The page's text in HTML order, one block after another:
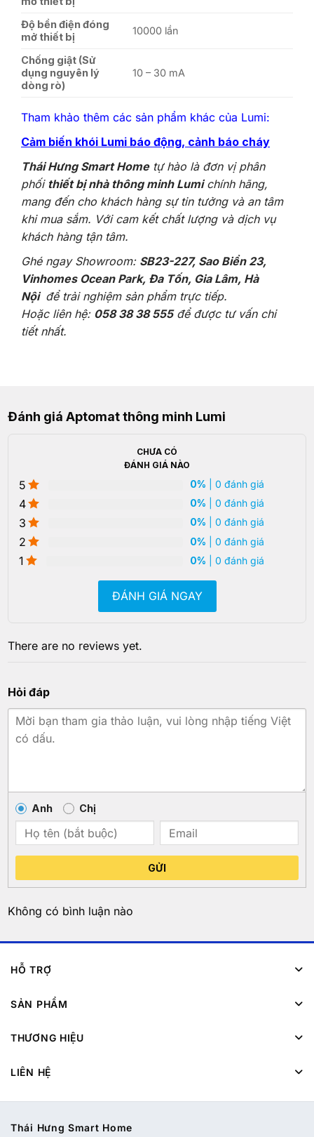
Độ bền điện đóng
mở thiết bị
10000 lần
Chống giật (Sử
dụng nguyên lý
dòng rò)
10 – 30 mA
Tham khảo thêm các sản phẩm khác của Lumi:
Cảm biến khói Lumi báo động, cảnh báo cháy
Thái Hưng Smart Hometự hào là đơn vị phân
phối thiết bị nhà thông minh Lumichính hãng,
mang đến cho khách hàng sự tin tưởng và an tâm
khi mua sắm. Với cam kết chất lượng và dịch vụ
khách hàng tận tâm.
Ghé ngay Showroom: SB23-227, Sao Biển 23,
Vinhomes Ocean Park, Đa Tốn, Gia Lâm, Hà
Nội để trải nghiệm sản phẩm trực tiếp.
Hoặc liên hệ: 058 38 38 555để được tư vấn chi
tiết nhất.
Đánh giá Aptomat thông minh Lumi
CHƯA CÓ
ĐÁNH GIÁ NÀO
5 0% | 0 đánh giá
4 0% | 0 đánh giá
3 0% | 0 đánh giá
2 0% | 0 đánh giá
1 0% | 0 đánh giá
ĐÁNH GIÁ NGAY
There are no reviews yet.
Hỏi đáp
Anh Chị
GỬI
Không có bình luận nào
HỖ TRỢ
SẢN PHẨM
THƯƠNG HIỆU
LIÊN HỆ
Thái Hưng Smart Home